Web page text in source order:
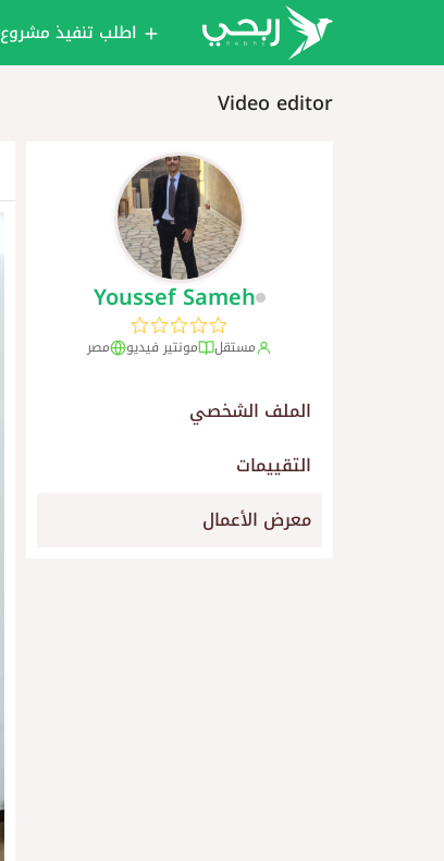
اطلب تنفيذ مشروع
Video editor
Youssef Sameh
مستقل مونتير فيديو مصر
الملف الشخصي
التقييمات
معرض الأعمال